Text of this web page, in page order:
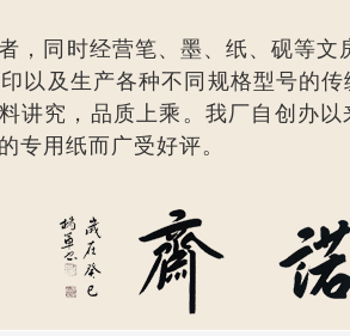
，同时经营笔、墨、纸、砚等
以及生产各种不同规格型号的
讲究，品质上乘。我厂自创办
专用纸而广受好评。